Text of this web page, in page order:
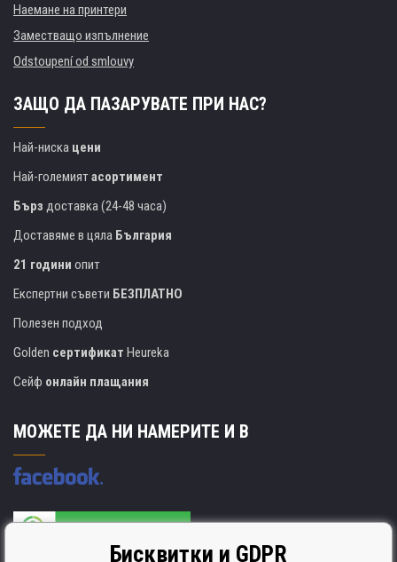
Наемане на принтери
Заместващо изпълнение
Odstoupení od smlouvy
ЗАЩО ДА ПАЗАРУВАТЕ ПРИ НАС?
Най-ниска цени
Най-големиятасортимент
Бърз доставка (24-48 часа)
Доставяме в цяла България
21 години опит
Експертни съвети БЕЗПЛАТНО
Полезен подход
Golden сертификат Heureka
Сейф онлайн плащания
МОЖЕТЕ ДА НИ НАМЕРИТЕ И В
Бисквитки и GDPR